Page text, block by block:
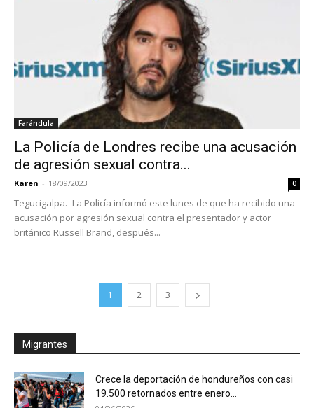
Farándula
La Policía de Londres recibe una acusación
de agresión sexual contra...
Karen - 18/09/2023 0
Tegucigalpa.- La Policía informó este lunes de que ha recibido una
acusación por agresión sexual contra el presentador y actor
británico Russell Brand, después...
1 2 3
Migrantes
Crece la deportación de hondureños con casi
19.500 retornados entre enero...